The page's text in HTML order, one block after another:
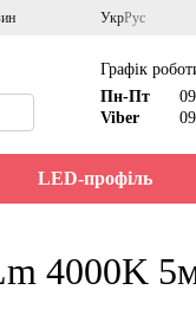
УкрРус
Графік
Пн-Пт
Viber
LED-профіль
4000K